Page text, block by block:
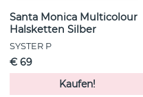
Santa Monica Multicolour
Halsketten Silber
SYSTER P
€ 69
Kaufen!